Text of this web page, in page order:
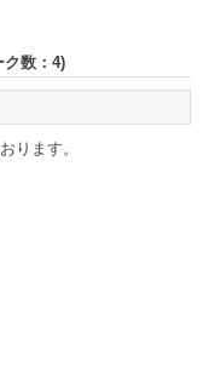
数： 4)
ります。